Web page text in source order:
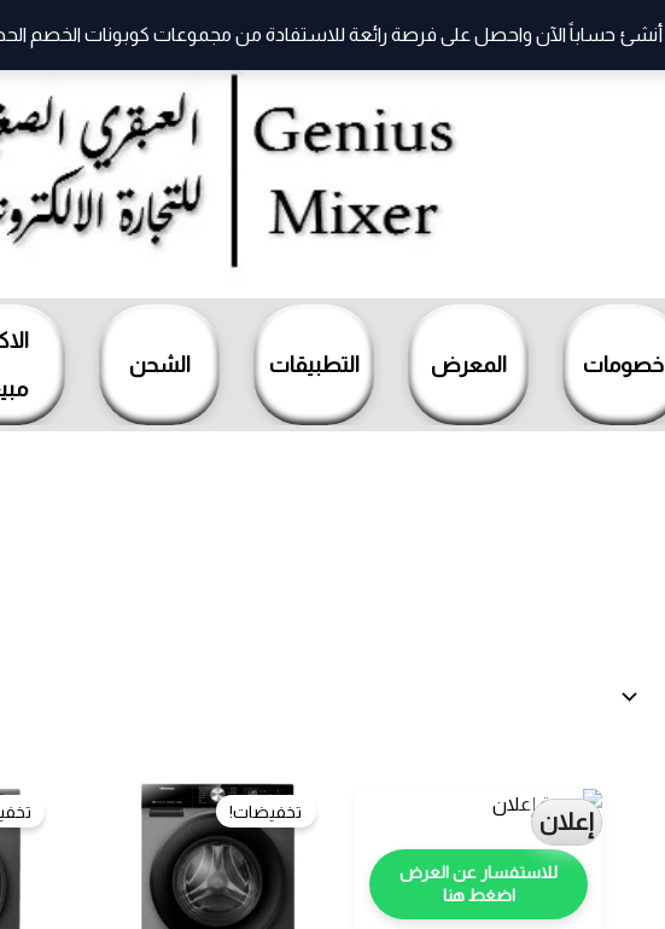
خصومات المعرض التطبيقات الشحن
أنشئ حساباً الآن واحصل على فرصة رائعة للاستفادة من مجموعات كوبونات الخصم
إعلان
للاستفسار عن العرض
اضغط هنا
تخفيضات!